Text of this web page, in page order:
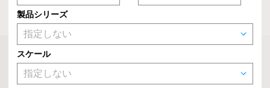
製品シリーズ
スケール